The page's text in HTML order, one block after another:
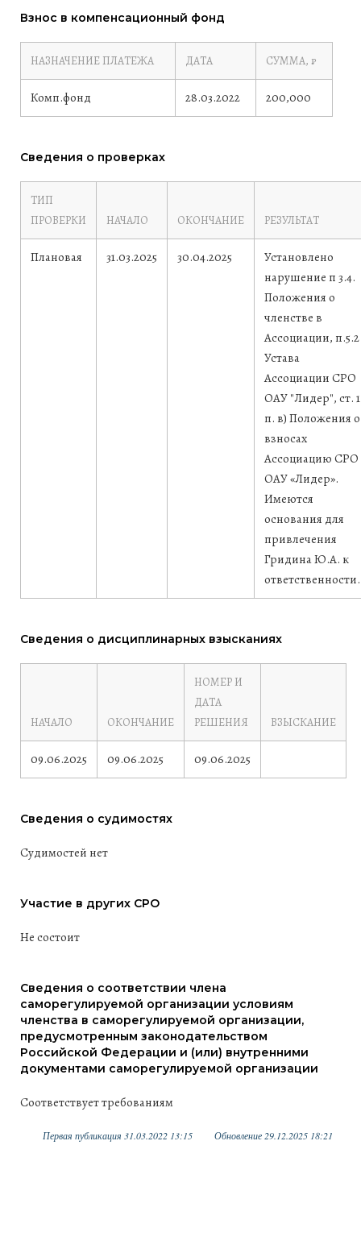
Взнос в компенсационный фонд
НАЗНАЧЕНИЕ ПЛАТЕЖА ДАТА СУММА, ₽
Комп.фонд 28.03.2022 200,000
Сведения о проверках
ТИП
ПРОВЕРКИ
НАЧАЛО ОКОНЧАНИЕ РЕЗУЛЬТАТ
Плановая 31.03.2025 30.04.2025
Установлено
нарушение п 3.4.
Положения о
членстве в
Ассоциации, п.5.2
Устава
Ассоциации СРО
ОАУ "Лидер", ст. 1
п. в) Положения о
взносах
Ассоциацию СРО
ОАУ «Лидер».
Имеются
основания для
привлечения
Гридина Ю.А. к
ответственности.
Сведения о дисциплинарных взысканиях
НАЧАЛО ОКОНЧАНИЕ
НОМЕР И
ДАТА
РЕШЕНИЯ
ВЗЫСКАНИЕ
09.06.2025 09.06.2025 09.06.2025
Сведения о судимостях
Судимостей нет
Участие в других СРО
Не состоит
Сведения о соответствии члена
саморегулируемой организации условиям
членства в саморегулируемой организации,
предусмотренным законодательством
Российской Федерации и (или) внутренними
документами саморегулируемой организации
Соответствует требованиям
Первая публикация 31.03.2022 13:15 Обновление 29.12.2025 18:21